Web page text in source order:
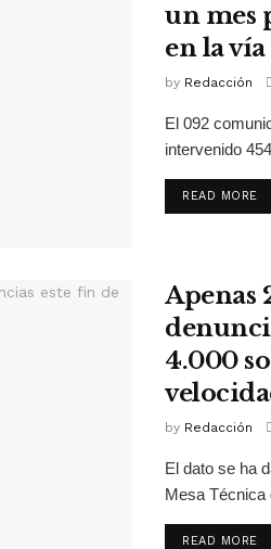
un mes
en la
by Redacción
El 092
intervenido
READ MORE
Apenas
4.000
by Redacción
El dato se ha
Mesa Técnica
READ MORE